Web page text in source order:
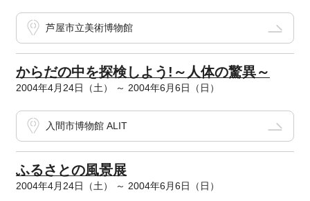
芦屋市立美術博物館
からだの中を探検しよう!～人体の驚異～
2004年4月24日（土） ～ 2004年6月6日（日）
入間市博物館 ALIT
ふるさとの風景展
2004年4月24日（土） ～ 2004年6月6日（日）